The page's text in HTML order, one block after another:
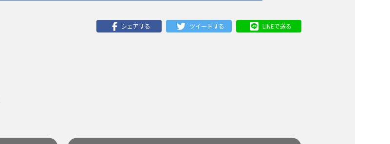
シェアする ツイートする LINEで送る